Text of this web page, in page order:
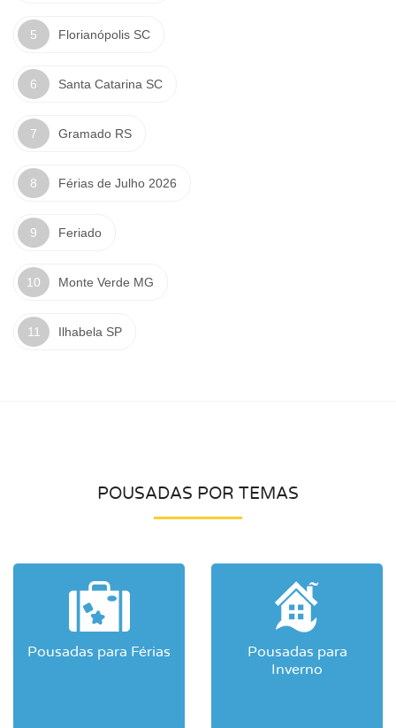
Florianópolis SC
Santa Catarina SC
Gramado RS
Férias de Julho 2026
Feriado
Monte Verde MG
Ilhabela SP
POUSADAS POR TEMAS
Pousadas para Férias
Pousadas para
Inverno